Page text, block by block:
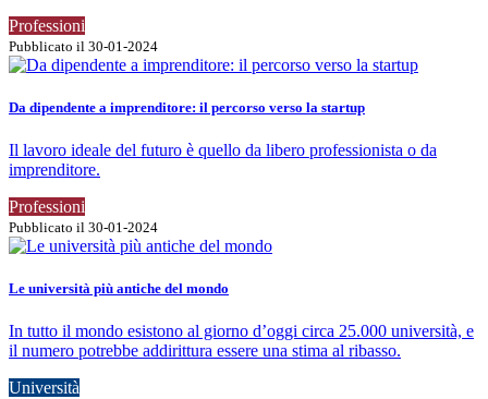
Professioni
Pubblicato il 30-01-2024
Da dipendente a imprenditore: il percorso verso la startup
Il lavoro ideale del futuro è quello da libero professionista o da
imprenditore.
Professioni
Pubblicato il 30-01-2024
Le università più antiche del mondo
In tutto il mondo esistono al giorno d’oggi circa 25.000 università, e
il numero potrebbe addirittura essere una stima al ribasso.
Università